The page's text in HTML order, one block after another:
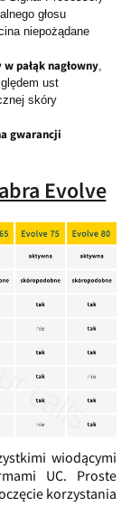
głosu
niepożądane
pałąk nagłowny
ust
skóry
gwarancji
Evolve
wiodącymi
UC. Proste
korzystania